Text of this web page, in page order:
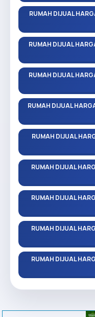
RUMAH DIJUAL
RUMAH DIJUAL
RUMAH DIJUAL
RUMAH DIJUAL
RUMAH DIJUAL
RUMAH DIJUAL
RUMAH DIJUAL
RUMAH DIJUAL
RUMAH DIJUAL